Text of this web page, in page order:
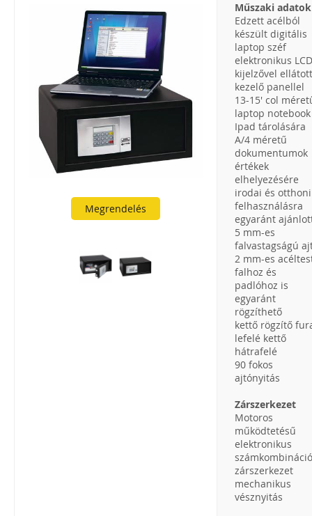
Megrendelés
Műszaki adatok
Edzett acélból
készült digitális
laptop széf
elektronikus LCD
kijelzővel ellátott
kezelő panellel
13-15' col
laptop notebook
Ipad tárolására
A/4 méretű
dokumentumok
értékek
elhelyezésére
irodai és otthoni
felhasználásra
egyaránt
5 mm-es
falvastagságú
2 mm-es
falhoz és
padlóhoz is
egyaránt
rögzíthető
kettő rögzítő
lefelé kettő
hátrafelé
90 fokos
ajtónyitás
Zárszerkezet
Motoros
működtetésű
elektronikus
zárszerkezet
mechanikus
vésznyitás